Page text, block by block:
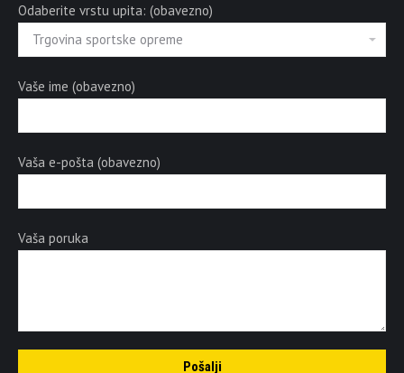
Odaberite vrstu upita: (obavezno)
Vaše ime (obavezno)
Vaša e-pošta (obavezno)
Vaša poruka